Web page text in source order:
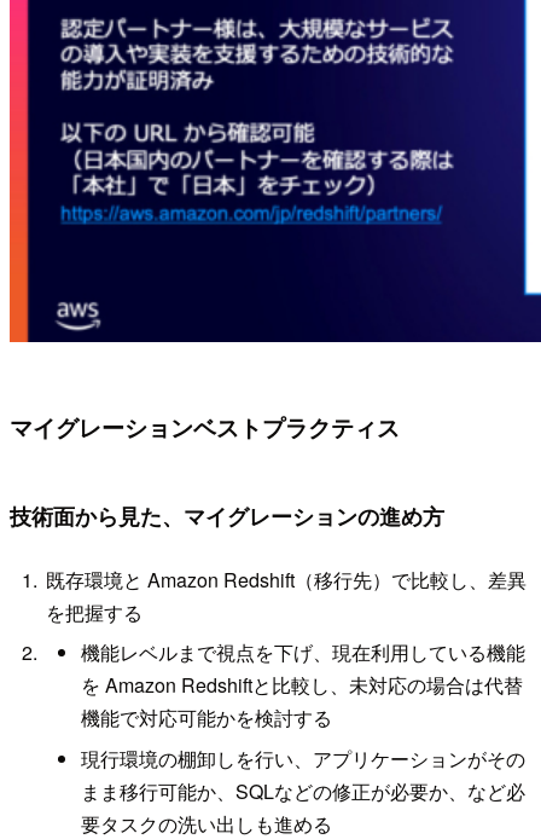
マイグレーションベストプラクティス
技術⾯から⾒た、マイグレーションの進め⽅
既存環境と Amazon Redshift（移⾏先）で⽐較し、差異
を把握する
機能レベルまで視点を下げ、現在利⽤している機能
を Amazon Redshiftと⽐較し、未対応の場合は代替
機能で対応可能かを検討する
現⾏環境の棚卸しを⾏い、アプリケーションがその
まま移⾏可能か、SQLなどの修正が必要か、など必
要タスクの洗い出しも進める